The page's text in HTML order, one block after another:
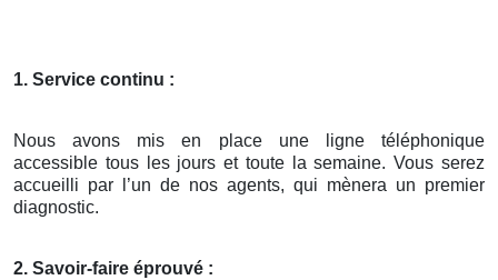
1. Service continu :
Nous avons mis en place une ligne téléphonique
accessible tous les jours et toute la semaine. Vous serez
accueilli par l’un de nos agents, qui mènera un premier
diagnostic.
2. Savoir-faire éprouvé :